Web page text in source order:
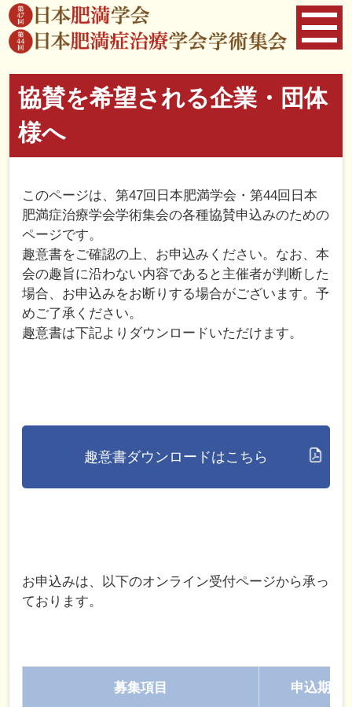
協賛を希望される企業・団体
様へ
このページは、第47回日本肥満学会・第44回日本
肥満症治療学会学術集会の各種協賛申込みのための
ページです。
趣意書をご確認の上、お申込みください。なお、本
会の趣旨に沿わない内容であると主催者が判断した
場合、お申込みをお断りする場合がございます。予
めご了承ください。
趣意書は下記よりダウンロードいただけます。
趣意書ダウンロードはこちら
お申込みは、以下のオンライン受付ページから承っ
ております。
募集項目 申込期限